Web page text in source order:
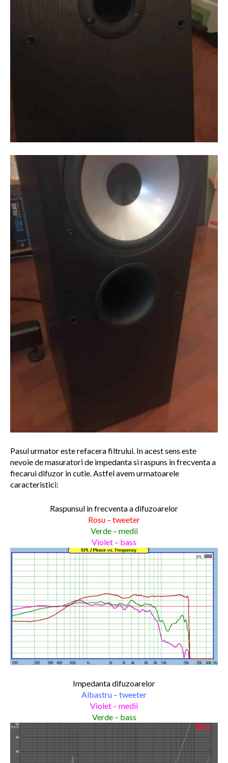
Pasul urmator este refacera filtrului. In acest sens este
nevoie de masuratori de impedanta si raspuns in frecventa a
fiecarui difuzor in cutie. Astfel avem urmatoarele
caracteristici:
Raspunsul in frecventa a difuzoarelor
Rosu – tweeter
Verde – medii
Violet – bass
Impedanta difuzoarelor
Albastru – tweeter
Violet – medii
Verde – bass